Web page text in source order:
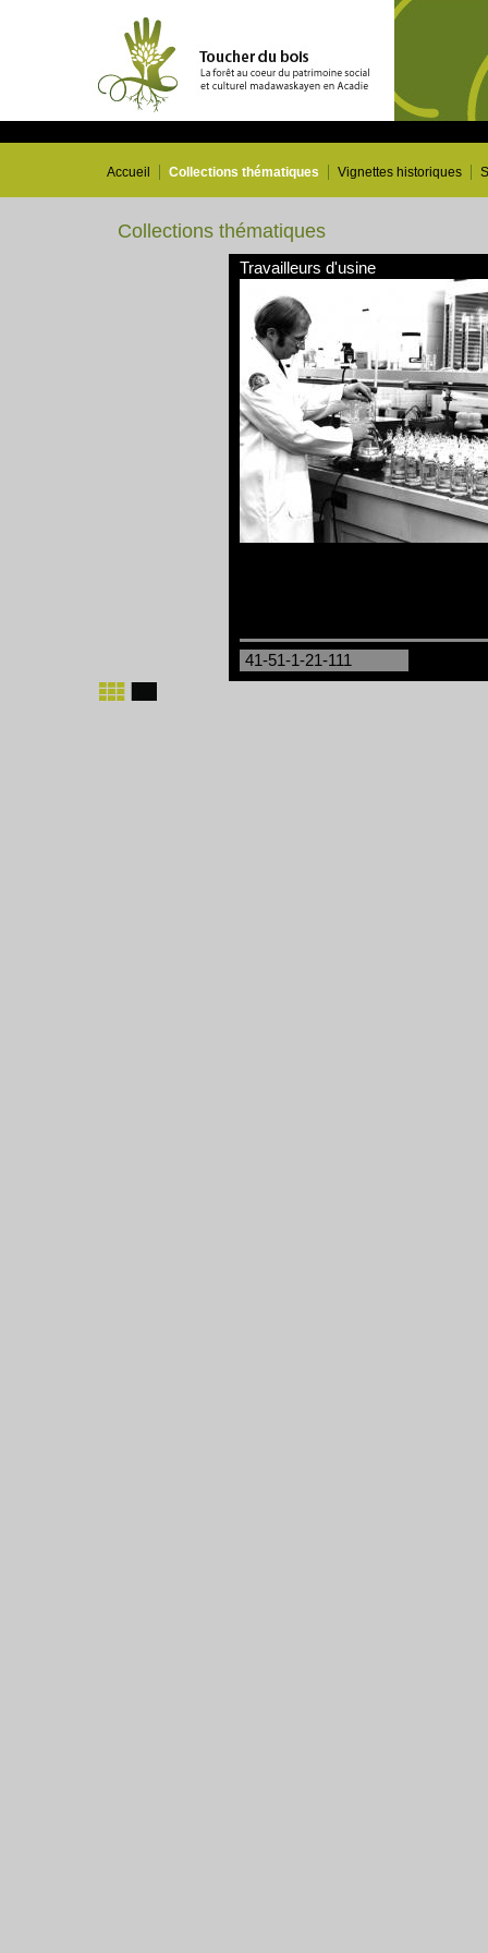
Accueil Collections thématiques Vignettes historiques
Collections thématiques
Travailleurs d'usine
41-51-1-21-111